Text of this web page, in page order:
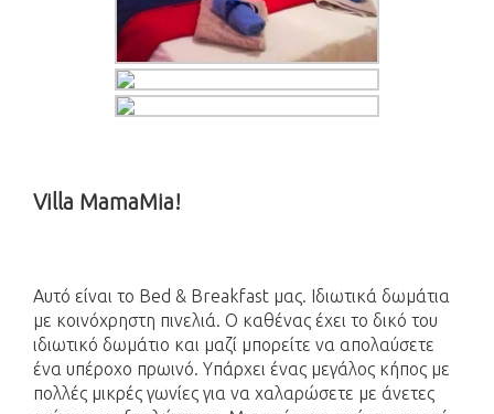
Villa MamaMia!
Αυτό είναι το Bed & Breakfast μας. Ιδιωτικά δωμάτια
με κοινόχρηστη πινελιά. Ο καθένας έχει το δικό του
ιδιωτικό δωμάτιο και μαζί μπορείτε να απολαύσετε
ένα υπέροχο πρωινό. Υπάρχει ένας μεγάλος κήπος με
πολλές μικρές γωνίες για να χαλαρώσετε με άνετες